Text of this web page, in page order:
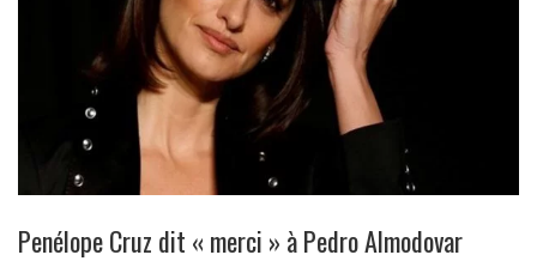
Penélope Cruz dit « merci » à Pedro Almodovar